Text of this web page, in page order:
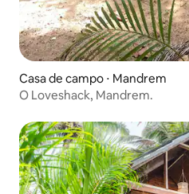
Casa de campo ⋅ Mandrem
O Loveshack, Mandrem.